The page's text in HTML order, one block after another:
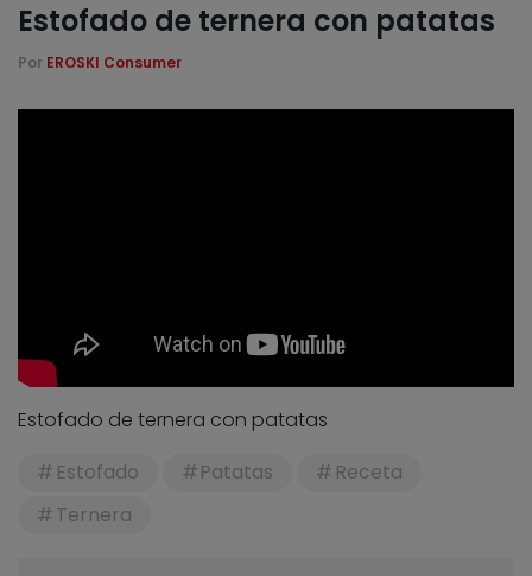
Estofado de ternera con patatas
Por EROSKI Consumer
Estofado de ternera con patatas
Estofado
Patatas
Receta
Ternera